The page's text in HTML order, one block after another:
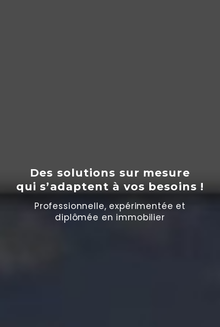
Des solutions sur mesure
qui s’adaptent à vos besoins !
Professionnelle, expérimentée et
diplômée en immobilier